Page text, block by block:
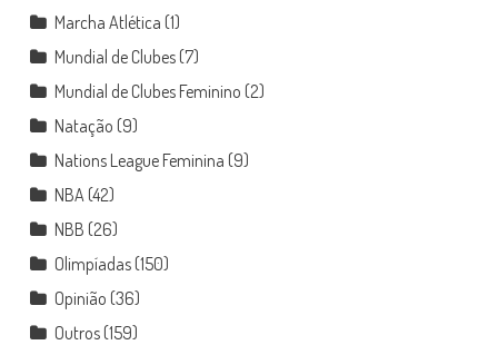
Marcha Atlética (1)
Mundial de Clubes(7)
Mundial de Clubes Feminino (2)
Natação (9)
Nations League Feminina (9)
NBA (42)
NBB (26)
Olimpíadas(150)
Opinião (36)
Outros(159)